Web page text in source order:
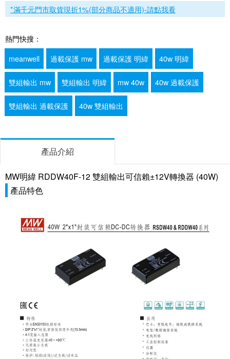
*滿千元門市取貨現折1%(部分商品不適用)-請點我看
熱門快搜：
meanwell
過載保護 mw 過載保護 明緯 40w 明緯
雙組輸出 mw 雙組輸出 明緯 mw 40w 40w 過載保護
雙組輸出 過載保護 40w 雙組輸出
產品介紹
MW明緯 RDDW40F-12 雙組輸出可信賴±12V轉換器 (40W)
產品特色